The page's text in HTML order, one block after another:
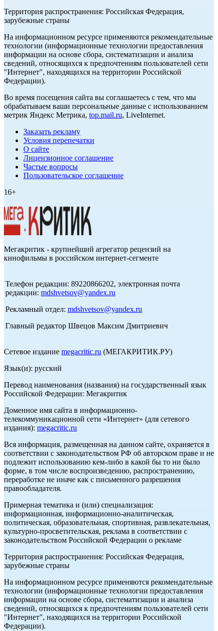
Территория распространения: Российская Федерация,
зарубежные страны
На информационном ресурсе применяются рекомендательные
технологии (информационные технологии предоставления
информации на основе сбора, систематизации и анализа
сведений, относящихся к предпочтениям пользователей сети
"Интернет", находящихся на территории Российской
Федерации).
Во время посещения сайта вы соглашаетесь с тем, что мы
обрабатываем ваши персональные данные с использованием
метрик Яндекс Метрика, top.mail.ru, LiveInternet.
Заказать рекламу
Условия перепечатки
О сайте
Лицензионное соглашение
Частые вопросы
Пользовательское соглашение
16+
Мегакритик - крупнейший агрегатор рецензий на
кинофильмы в российском интернет-сегменте
Телефон редакции: 89220866202, электронная почта
редакции: mdshvetsov@yandex.ru
Рекламный отдел: mdshvetsov@yandex.ru
Главный редактор Швецов Максим Дмитриевич
Сетевое издание megacritic.ru (МЕГАКРИТИК.РУ)
Язык(и): русский
Перевод наименования (названия) на государственный язык
Российской Федерации: Мегакритик
Доменное имя сайта в информационно-
телекоммуникационной сети «Интернет» (для сетевого
издания): megacritic.ru
Вся информация, размещенная на данном сайте, охраняется в
соответствии с законодательством РФ об авторском праве и не
подлежит использованию кем-либо в какой бы то ни было
форме, в том числе воспроизведению, распространению,
переработке не иначе как с письменного разрешения
правообладателя.
Примерная тематика и (или) специализация:
информационная, информационно-аналитическая,
политическая, образовательная, спортивная, развлекательная,
культурно-просветительская, реклама в соответствии с
законодательством Российской Федерации о рекламе
Территория распространения: Российская Федерация,
зарубежные страны
На информационном ресурсе применяются рекомендательные
технологии (информационные технологии предоставления
информации на основе сбора, систематизации и анализа
сведений, относящихся к предпочтениям пользователей сети
"Интернет", находящихся на территории Российской
Федерации).